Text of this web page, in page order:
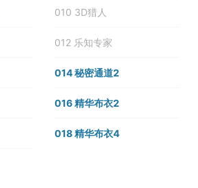
010 3D猎人
012 乐知专家
014 秘密通道2
016 精华布衣2
018 精华布衣4